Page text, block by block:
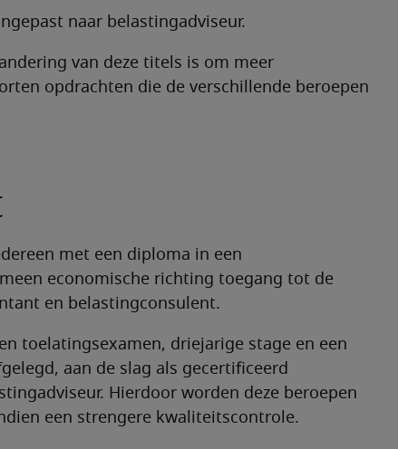
naar belastingadviseur.
van deze titels is om meer
opdrachten die de verschillende beroepen
met een diploma in een
economische richting toegang tot de
en belastingconsulent.
toelatingsexamen, driejarige stage en een
aan de slag als gecertificeerd
Hierdoor worden deze beroepen
een strengere kwaliteitscontrole.